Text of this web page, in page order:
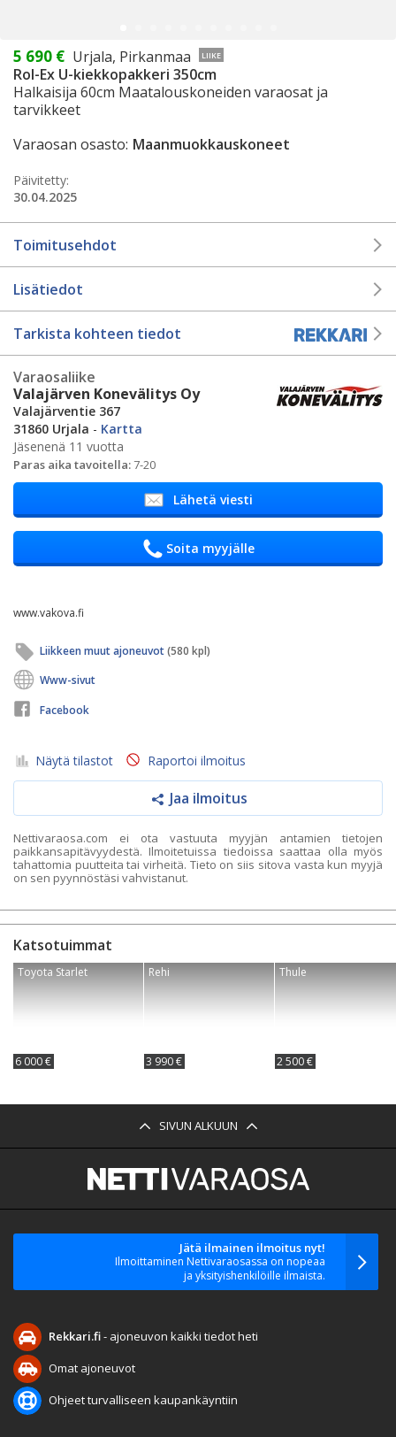
5 690 € Urjala, Pirkanmaa LIIKE
Rol-Ex U-kiekkopakkeri 350cm
Halkaisija 60cm Maatalouskoneiden varaosat ja
tarvikkeet
Varaosan osasto: Maanmuokkauskoneet
Päivitetty:
30.04.2025
Toimitusehdot
Lisätiedot
Tarkista kohteen tiedot
Varaosaliike
Valajärven Konevälitys Oy
Valajärventie 367
31860 Urjala - Kartta
Jäsenenä 11 vuotta
Paras aika tavoitella:7-20
Lähetä viesti
Soita myyjälle
www.vakova.fi
Liikkeen muut ajoneuvot(580 kpl)
Www-sivut
Facebook
Näytä tilastot Raportoi ilmoitus
Jaa ilmoitus
Nettivaraosa.com ei ota vastuuta myyjän antamien tietojen
paikkansapitävyydestä. Ilmoitetuissa tiedoissa saattaa olla myös
tahattomia puutteita tai virheitä. Tieto on siis sitova vasta kun myyjä
on sen pyynnöstäsi vahvistanut.
Katsotuimmat
Toyota Starlet
6 000 €
Rehi
3 990 €
Thule
2 500 €
SIVUN ALKUUN
Jätä ilmainen ilmoitus nyt!
Ilmoittaminen Nettivaraosassa on nopeaa
ja yksityishenkilöille ilmaista.
Rekkari.fi- ajoneuvon kaikki tiedot heti
Omat ajoneuvot
Ohjeet turvalliseen kaupankäyntiin